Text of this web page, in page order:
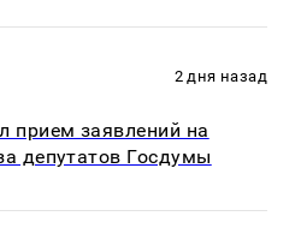
2 дня назад
прием заявлений на
депутатов Госдумы